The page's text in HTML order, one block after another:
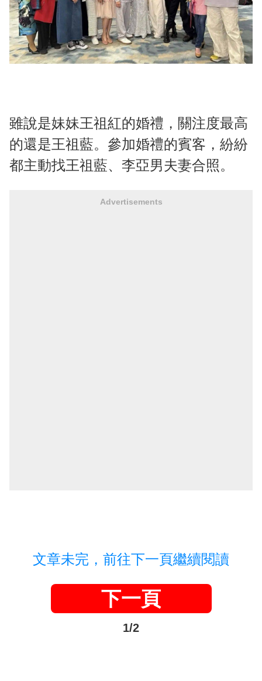
雖說是妹妹王祖紅的婚禮，關注度最高
的還是王祖藍。參加婚禮的賓客，紛紛
都主動找王祖藍、李亞男夫妻合照。
Advertisements
文章未完，前往下一頁繼續閱讀
下一頁
1/2